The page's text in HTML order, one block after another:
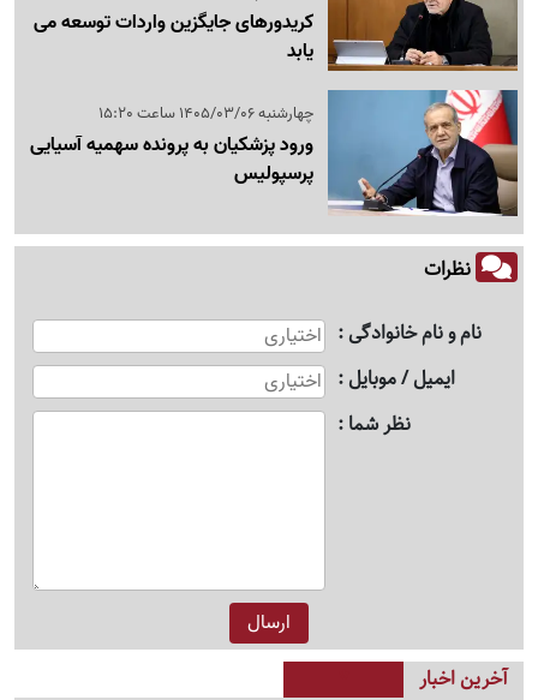
کریدورهای جایگزین واردات توسعه می
یابد
چهارشنبه 1405/03/06 ساعت 15:20
ورود پزشکیان به پرونده سهمیه آسیایی
پرسپولیس
نظرات
نام و نام خانوادگی
ایمیل / موبایل
نظر شما
آخرین اخبار